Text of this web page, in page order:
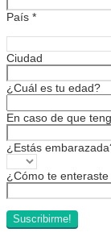
País *
Ciudad
¿Cuál es tu edad?
En caso de que
¿Estás
¿Cómo te